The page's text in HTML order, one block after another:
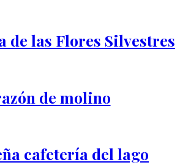
de las Flores Silvestres
de molino
cafetería del lago